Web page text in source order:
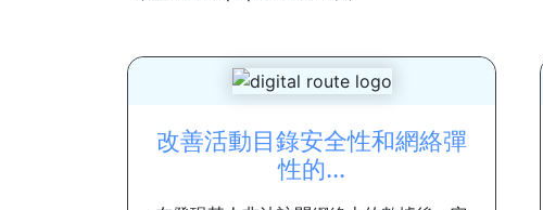
改善活動目錄安全性和網絡彈
性的...